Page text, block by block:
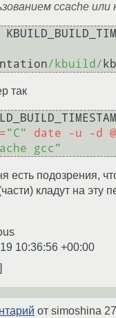
ccache или
/kbuild/
так
"C" date -u -d
gcc"
есть подозрения,
кладут на эту
10:36:56 +00:00
от simoshina